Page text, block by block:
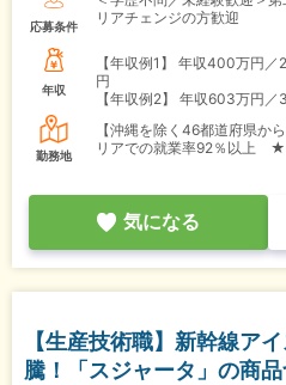
応募条件
リアチェンジの方歓迎
年収
【年収例1】
年収400万円／
円
【年収例2】
年収603万円／
勤務地
【沖縄を除く46都道府県か
リアでの就業率92％以上 ★
気になる
【生産技術職】新幹線ア
騰！「スジャータ」の商